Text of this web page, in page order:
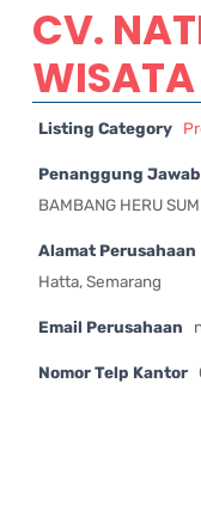
CV.
WISATA
Listing Category
Penanggung Jawab
BAMBANG HERU
Alamat Perusahaan
Hatta, Semarang
Email Perusahaan
Nomor Telp Kantor